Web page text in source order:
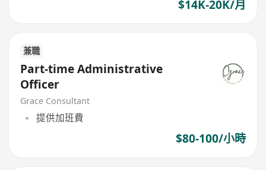
$14K-20K/月
兼職
Part-time Administrative
Officer
Grace Consultant
提供加班費
$80-100/小時